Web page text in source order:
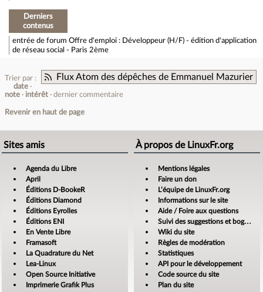
Derniers
contenus
entrée de forum Offre d'emploi : Développeur (H/F) - édition d'application
de réseau social - Paris 2ème
Flux Atom des dépêches de Emmanuel Mazurier
Trier par :
date
note
intérêt dernier commentaire
Revenir en haut de page
Sites amis
Agenda du Libre
April
Éditions D-BookeR
Éditions Diamond
Éditions Eyrolles
Éditions ENI
En Vente Libre
Framasoft
La Quadrature du Net
Lea-Linux
Open Source Initiative
Imprimerie Grafik Plus
À propos de LinuxFr.org
Mentions légales
Faire un don
L’équipe de LinuxFr.org
Informations sur le site
Aide / Foire aux questions
Suivi des suggestions et bogues
Wiki du site
Règles de modération
Statistiques
API pour le développement
Code source du site
Plan du site